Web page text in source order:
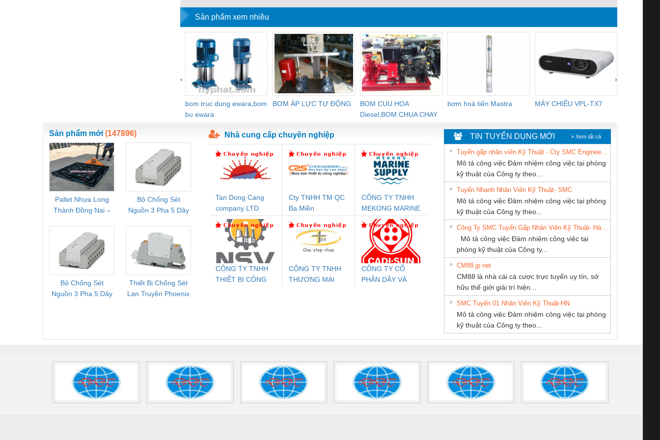
Sản phẩm xem nhiều
bom truc dung ewara,bom
bu ewara
BƠM ÁP LỰC TỰ ĐỘNG
BOM CUU HOA
Diesel,BOM CHUA CHAY
bơm hoả tiển Mastra MÁY CHIẾU VPL-TX7
‹ ›
Sản phẩm mới (147896)
Pallet Nhựa Long
Thành Đồng Nai –
Mới, Pallet Cũ Giá
Tốt
Bộ Chống Sét
Nguồn 3 Pha 5 Dây
FLT-SEC-P-T1-3S-
264/50-FM -
2909589
Bộ Chống Sét
Nguồn 3 Pha 5 Dây
Thiết Bị Chống Sét
Lan Truyền Phoenix
Rơ Le Đệm An Toàn
Phoenix Contact
PSR-PC20-1NO-
1NC-24DC-SP -
2700578
Rơ Le An Toàn
Phoenix Contact
PSR-SCP-
24UC/ESL4/3X1/1X2/B
- 2981059
Bộ Lưu Điện AC
Mô-đun Ắc Quy UPS
Bộ Lặp Tín Hiệu
PROFIBUS Phoenix
Contact PSI-REP-
PROFIBUS/12MB -
2708863
Rơ Le An Toàn
Phoenix Contact
2986960 – PSR-
SCP-
24DC/FSP/2X1/1X2
Rơ Le An Toàn
Bộ giám sát chuỗi
tấm pin
TRANSCLINIC 16I+
1K5 H (2502520000)
Bộ giám sát chuỗi
tấm pin
TRANSCLINIC 16I+
1K5 L (2433950000)
Bộ giám sát dòng
TRANSCLINIC 16I+
(2008130000)
Bộ chỉnh lưu nguồn
điện TRANSCLINIC
BKE 1K5.4
(7791400879)2. Giá
Nẹp nhôm chống
trơn Đà Nẵng
Nhà cung cấp chuyên nghiệp
Tan Dong Cang
company LTD
Cty TNHH TM QC
Ba Miền
CÔNG TY TNHH
MEKONG MARINE
SUPPLY
CÔNG TY TNHH
THIẾT BỊ CÔNG
CÔNG TY TNHH
THƯƠNG MẠI
CÔNG TY CỔ
PHẦN DÂY VÀ
CÔNG TY CP TỰ
ĐỘNG TIẾN
HƯNG
Công ty TNHH
Thương Mại SX
Ba Miền
CÔNG TY CỔ
TIẾN HƯNG
CÔNG TY TNHH
THƯƠNG MẠI
DỊCH VỤ KỸ
THUẬT ĐIỆN CƠ
GIA HƯNG PHÁT
KINH DOANH
DỊCH VỤ XNK
PHƯƠNG NAM
TM-DV DAI DONG
TIN TUYỂN DỤNG MỚI » Xem tất cả
Mô tả công việc Đảm nhiệm công việc tại phòng
kỹ thuật của Công ty theo...
Tuyển Nhanh Nhân Viên Kỹ Thuật- SMC
Mô tả công việc Đảm nhiệm công việc tại phòng
kỹ thuật của Công ty theo...
Mô tả công việc Đảm nhiệm công việc tại
phòng kỹ thuật của Công ty...
CM88 jp net
CM88 là nhà cái cá cược trực tuyến uy tín, sở
hữu thế giới giải trí hiện...
SMC Tuyển 01 Nhân Viên Kỹ Thuật-HN
Mô tả công việc Đảm nhiệm công việc tại phòng
kỹ thuật của Công ty theo...